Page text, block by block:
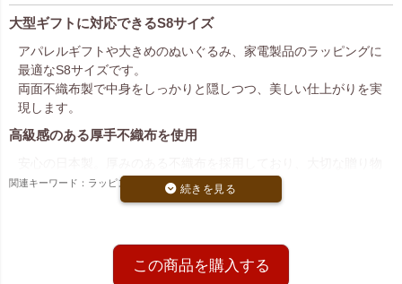
大型ギフトに対応できるS8サイズ
アパレルギフトや大きめのぬいぐるみ、家電製品のラッピングに
最適なS8サイズです。
両面不織布製で中身をしっかりと隠しつつ、美しい仕上がりを実
現します。
高級感のある厚手不織布を使用
をより高級感のある雰囲気に仕上げます。
しっかりした素材感で、重さのあるギフトにも対応可能です。
底マチ付きなので立体感が出やすく、箱型の商品やボリュームの
あるアイテムもきれいに収められます。
関連キーワード：ラッピング,平袋,無地
この商品を購入する